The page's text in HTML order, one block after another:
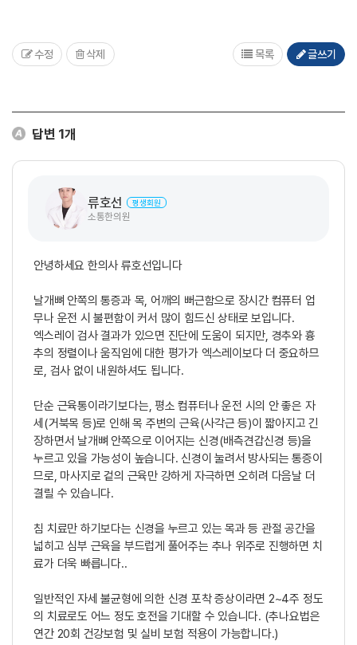
수정 삭제 목록 글쓰기
답변 1개
류호선 평생회원
소통한의원
안녕하세요 한의사 류호선입니다
​날개뼈 안쪽의 통증과 목, 어깨의 뻐근함으로 장시간 컴퓨터 업
무나 운전 시 불편함이 커서 많이 힘드신 상태로 보입니다.
​엑스레이 검사 결과가 있으면 진단에 도움이 되지만, 경추와 흉
추의 정렬이나 움직임에 대한 평가가 엑스레이보다 더 중요하므
로, 검사 없이 내원하셔도 됩니다.
​단순 근육통이라기보다는, 평소 컴퓨터나 운전 시의 안 좋은 자
세(거북목 등)로 인해 목 주변의 근육(사각근 등)이 짧아지고 긴
장하면서 날개뼈 안쪽으로 이어지는 신경(배측견갑신경 등)을
누르고 있을 가능성이 높습니다. 신경이 눌려서 방사되는 통증이
므로, 마사지로 겉의 근육만 강하게 자극하면 오히려 다음날 더
결릴 수 있습니다.
​침 치료만 하기보다는 신경을 누르고 있는 목과 등 관절 공간을
넓히고 심부 근육을 부드럽게 풀어주는 추나 위주로 진행하면 치
료가 더욱 빠릅니다..
​일반적인 자세 불균형에 의한 신경 포착 증상이라면 2~4주 정도
의 치료로도 어느 정도 호전을 기대할 수 있습니다. (추나요법은
연간 20회 건강보험 및 실비 보험 적용이 가능합니다.)